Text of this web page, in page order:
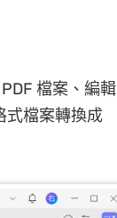
檔案、編輯
式檔案轉換成